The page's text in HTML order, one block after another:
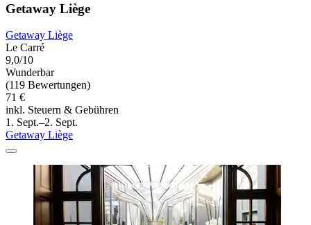
Getaway Liège
Getaway Liège
Le Carré
9,0/10
Wunderbar
(119 Bewertungen)
71 €
inkl. Steuern & Gebühren
1. Sept.–2. Sept.
Getaway Liège